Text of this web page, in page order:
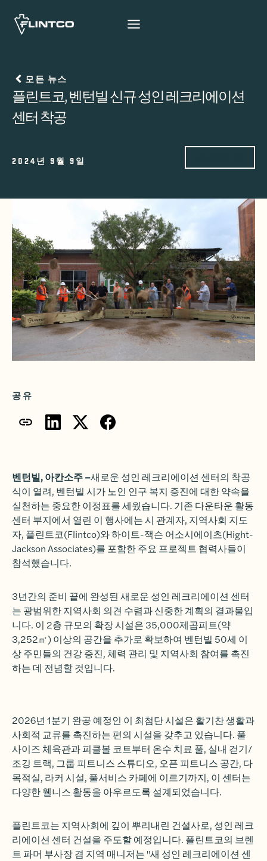
모든 뉴스
플린트코, 벤턴빌 신규 성인 레크리에이션
센터 착공
2024년 9월 9일
공유
벤턴빌, 아칸소주 –새로운 성인 레크리에이션 센터의 착공
식이 열려, 벤턴빌 시가 노인 인구 복지 증진에 대한 약속을
실천하는 중요한 이정표를 세웠습니다. 기존 다운타운 활동
센터 부지에서 열린 이 행사에는 시 관계자, 지역사회 지도
자, 플린트코(Flintco)와 하이트-잭슨 어소시에이츠(Hight-
Jackson Associates)를 포함한 주요 프로젝트 협력사들이
참석했습니다.
3년간의 준비 끝에 완성된 새로운 성인 레크리에이션 센터
는 광범위한 지역사회 의견 수렴과 신중한 계획의 결과물입
니다. 이 2층 규모의 확장 시설은 35,000제곱피트(약
3,252㎡) 이상의 공간을 추가로 확보하여 벤턴빌 50세 이
상 주민들의 건강 증진, 체력 관리 및 지역사회 참여를 촉진
하는 데 전념할 것입니다.
2026년 1분기 완공 예정인 이 최첨단 시설은 활기찬 생활과
사회적 교류를 촉진하는 편의 시설을 갖추고 있습니다. 풀
사이즈 체육관과 피클볼 코트부터 온수 치료 풀, 실내 걷기/
조깅 트랙, 그룹 피트니스 스튜디오, 오픈 피트니스 공간, 다
목적실, 라커 시설, 풀서비스 카페에 이르기까지, 이 센터는
다양한 웰니스 활동을 아우르도록 설계되었습니다.
플린트코는 지역사회에 깊이 뿌리내린 건설사로, 성인 레크
리에이션 센터 건설을 주도할 예정입니다. 플린트코의 브렌
트 파머 부사장 겸 지역 매니저는 "새 성인 레크리에이션 센